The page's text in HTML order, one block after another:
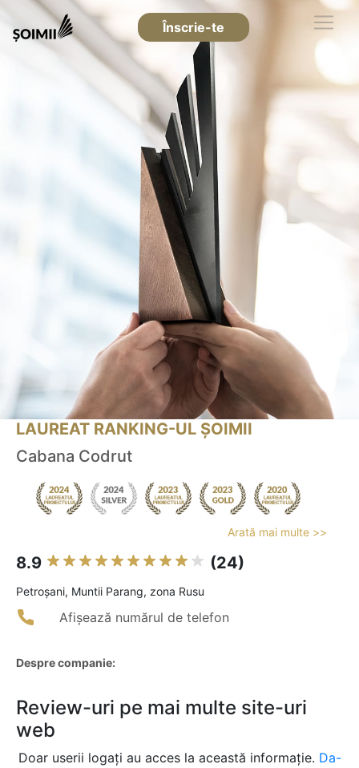
Înscrie-te
LAUREAT RANKING-UL ȘOIMII
Cabana Codrut
Arată mai multe >>
8.9 (24)
Petroşani, Muntii Parang, zona Rusu
Afișează numărul de telefon
Despre companie:
Review-uri pe mai multe site-uri
web
Doar userii logați au acces la această informație. Da-